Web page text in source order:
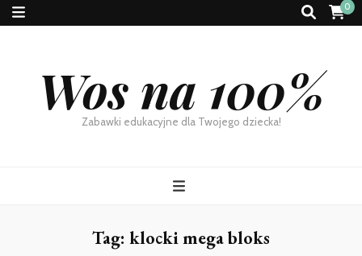
0
Wos na 100%
Zabawki edukacyjne dla Twojego dziecka!
Tag: klocki mega bloks